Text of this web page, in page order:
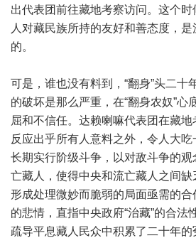
出代表团前往藏地考察访问。这个
人对藏民族所持的友好和善态度，
的。
可是，谁也没有料到，“翻身”头二十
的破坏是那么严重，在“翻身农奴”心
屈和不信任。达赖喇嘛代表团在藏
反应出乎所有人意料之外，令人大
长期实行阶级斗争，以对敌斗争的
亡藏人，使得中央和流亡藏人之间
形成处理微妙而脆弱的局面亟需的
的悲情，直指中央政府“治藏”的合法
疏导平息藏人民众中积累了二十年